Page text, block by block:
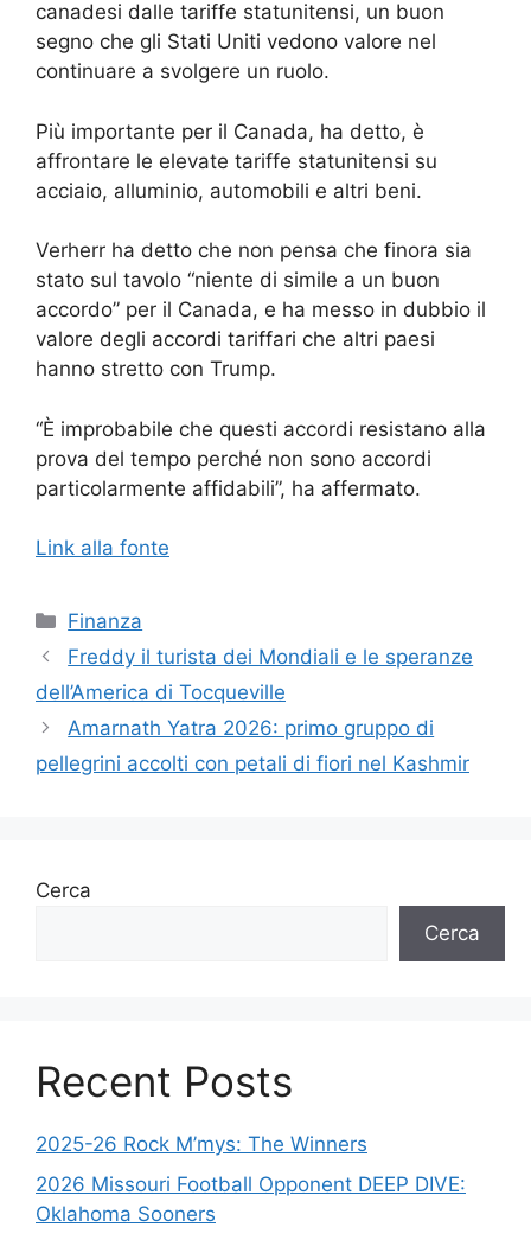
canadesi dalle tariffe statunitensi, un buon
segno che gli Stati Uniti vedono valore nel
continuare a svolgere un ruolo.
Più importante per il Canada, ha detto, è
affrontare le elevate tariffe statunitensi su
acciaio, alluminio, automobili e altri beni.
Verherr ha detto che non pensa che finora sia
stato sul tavolo “niente di simile a un buon
accordo” per il Canada, e ha messo in dubbio il
valore degli accordi tariffari che altri paesi
hanno stretto con Trump.
“È improbabile che questi accordi resistano alla
prova del tempo perché non sono accordi
particolarmente affidabili”, ha affermato.
Link alla fonte
Categorie
Finanza
Freddy il turista dei Mondiali e le speranze
dell’America di Tocqueville
Amarnath Yatra 2026: primo gruppo di
pellegrini accolti con petali di fiori nel Kashmir
Cerca
Cerca
Recent Posts
2025-26 Rock M’mys: The Winners
2026 Missouri Football Opponent DEEP DIVE:
Oklahoma Sooners